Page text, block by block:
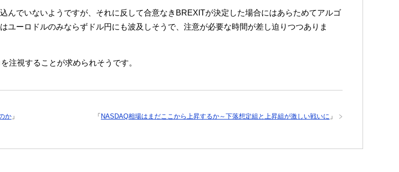
んでいないようですが、それに反して合意なきBREXITが決定した場合にはあらためてアルゴ
ユーロドルのみならずドル円にも波及しそうで、注意が必要な時間が差し迫りつつありま
注視することが求められそうです。
「 NASDAQ相場はまだここから上昇するか～下落想定組と上昇組が激しい戦いに 」
か 」